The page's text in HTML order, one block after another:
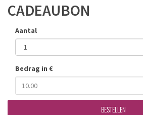
CADEAUBON
Aantal
Bedrag in €
BESTELLEN